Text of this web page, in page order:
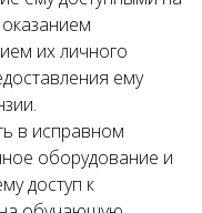
их личного
ему
в исправном
оборудование и
доступ к